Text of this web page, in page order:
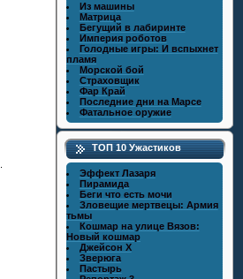
Из машины
Матрица
Бегущий в лабиринте
Империя роботов
Голодные игры: И вспыхнет
пламя
Морской бой
Страховщик
Фар Край
Последние дни на Марсе
Фатальное оружие
ТОП 10 Ужастиков
Эффект Лазаря
Пирамида
Беги что есть мочи
Зловещие мертвецы: Армия
тьмы
Кошмар на улице Вязов:
Новый кошмар
Джейсон X
Зверюга
Пастырь